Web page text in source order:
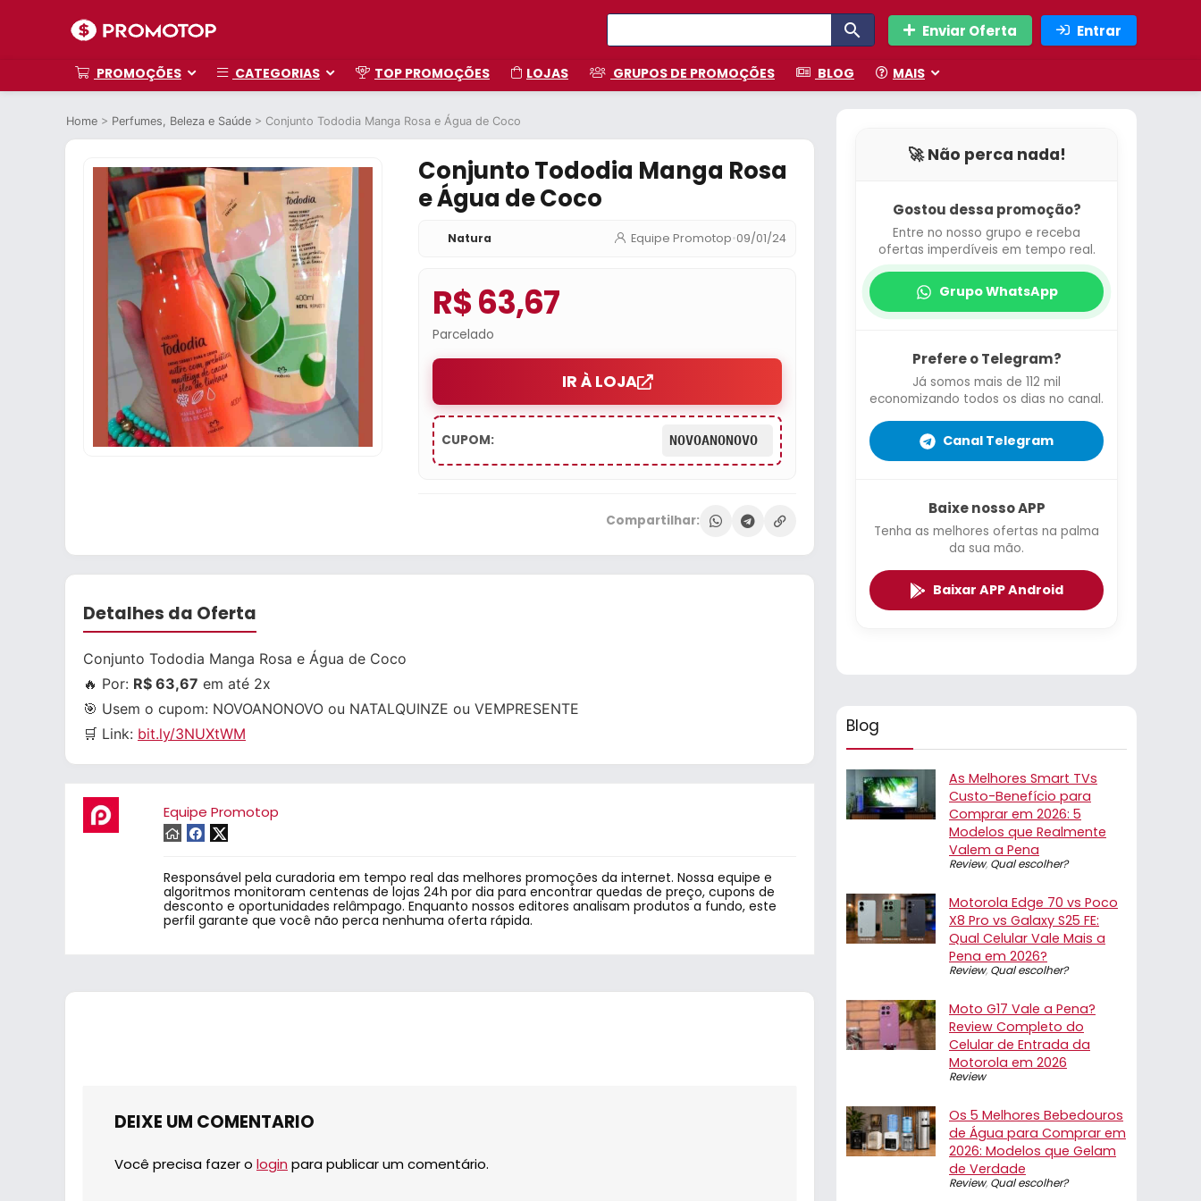
Enviar Oferta Entrar
PROMOÇÕES CATEGORIAS TOP PROMOÇÕES LOJAS GRUPOS DE PROMOÇÕES BLOG MAIS
Home > Perfumes, Beleza e Saúde > Conjunto Tododia Manga Rosa e Água de Coco
Conjunto Tododia Manga Rosa
e Água de Coco
Natura Equipe Promotop•09/01/24
R$ 63,67
Parcelado
IR À LOJA
CUPOM: NOVOANONOVO
Compartilhar:
Detalhes da Oferta
Conjunto Tododia Manga Rosa e Água de Coco
🔥 Por: R$ 63,67 em até 2x
🎯 Usem o cupom: NOVOANONOVO ou NATALQUINZE ou VEMPRESENTE
🛒 Link: bit.ly/3NUXtWM
Equipe Promotop
Responsável pela curadoria em tempo real das melhores promoções da internet. Nossa equipe e
algoritmos monitoram centenas de lojas 24h por dia para encontrar quedas de preço, cupons de
desconto e oportunidades relâmpago. Enquanto nossos editores analisam produtos a fundo, este
perfil garante que você não perca nenhuma oferta rápida.
DEIXE UM COMENTARIO
Você precisa fazer o login para publicar um comentário.
🚀 Não perca nada!
Gostou dessa promoção?
Entre no nosso grupo e receba
ofertas imperdíveis em tempo real.
Grupo WhatsApp
Prefere o Telegram?
Já somos mais de 112 mil
economizando todos os dias no canal.
Canal Telegram
Baixe nosso APP
Tenha as melhores ofertas na palma
da sua mão.
Baixar APP Android
Blog
As Melhores Smart TVs
Custo-Benefício para
Comprar em 2026: 5
Modelos que Realmente
Valem a Pena
Review, Qual escolher?
Motorola Edge 70 vs Poco
X8 Pro vs Galaxy S25 FE:
Qual Celular Vale Mais a
Pena em 2026?
Review, Qual escolher?
Moto G17 Vale a Pena?
Review Completo do
Celular de Entrada da
Motorola em 2026
Review
Os 5 Melhores Bebedouros
de Água para Comprar em
2026: Modelos que Gelam
de Verdade
Review, Qual escolher?